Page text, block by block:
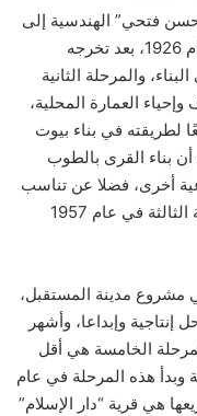
فتحي” الهندسية إلى
خمس مراحل، تبدأ المرحلة الأولى في العام 1926، بعد تخرجه
والمرحلة الثانية
اكتشاف وإحياء العمارة المحلية،
لطريقته في بناء بيوت
بناء القرى بالطوب
أخرى، فضلا عن تناسب
هذا البناء مع البيئة المحيطة، وتبدأ المرحلة الثالثة في عام 1957
مشروع مدينة المستقبل،
أكثر المراحل إنتاجية وإبداعا، وأشهر
الخامسة هي أقل
وبدأ هذه المرحلة في عام
عام 1989 وأهم مشاريعها هي قرية “دار الإسلام”